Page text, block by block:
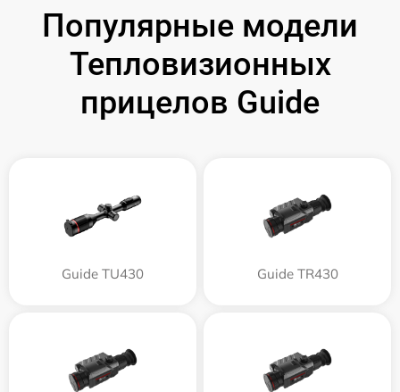
Популярные модели
Тепловизионных
прицелов Guide
Guide TU430 Guide TR430